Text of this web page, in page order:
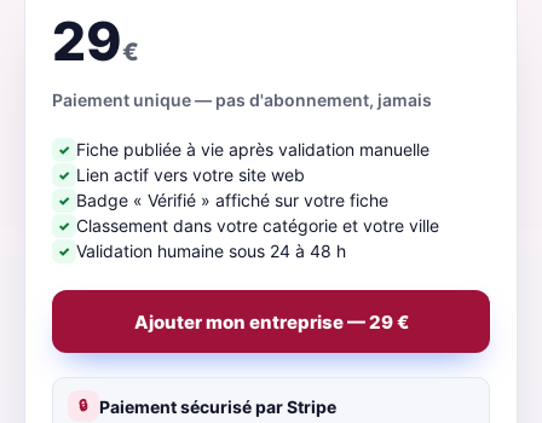
29€
Paiement unique — pas d'abonnement, jamais
✓ Fiche publiée à vie après validation manuelle
✓ Lien actif vers votre site web
✓ Badge « Vérifié » affiché sur votre fiche
✓ Classement dans votre catégorie et votre ville
✓ Validation humaine sous 24 à 48 h
Ajouter mon entreprise — 29 €
🔒 Paiement sécurisé par Stripe